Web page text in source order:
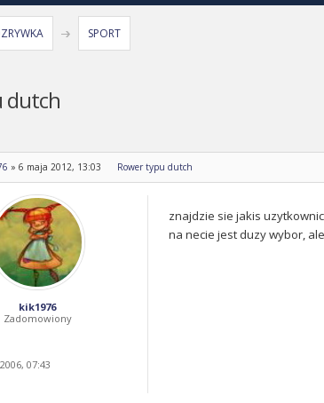
SPORT
dutch
» 6 maja 2012, 13:03 Rower typu dutch
znajdzie sie jakis
na necie jest duzy wybor,
kik1976
Zadomowiony
07:43